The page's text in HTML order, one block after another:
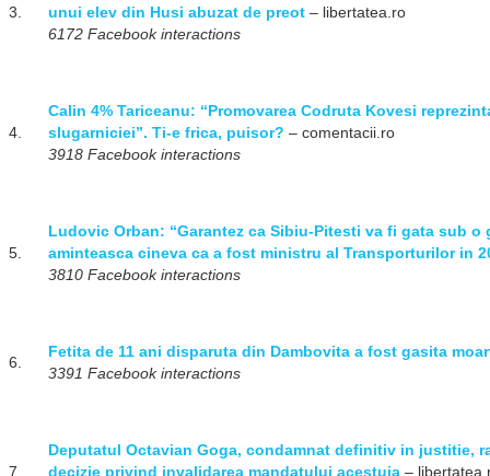
3.
unui elev din Husi abuzat de preot – libertatea.ro
6172 Facebook interactions
4.
Calin 4% Tariceanu: “Promovarea Codruta Kovesi
slugarniciei”. Ti-e frica, puisor? – comentacii.ro
3918 Facebook interactions
5.
Ludovic Orban: “Garantez ca Sibiu-Pitesti va fi gata sub o
aminteasca cineva ca a fost ministru al Transporturilor in
3810 Facebook interactions
6.
Fetita de 11 ani disparuta din Dambovita a fost gasita
3391 Facebook interactions
7.
Deputatul Octavian Goga, condamnat definitiv in justitie,
decizie privind invalidarea mandatului acestuia –